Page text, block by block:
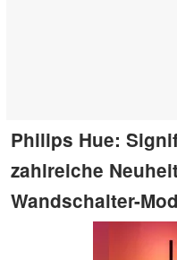
Philips Hue:
zahlreiche
Wandschalter-